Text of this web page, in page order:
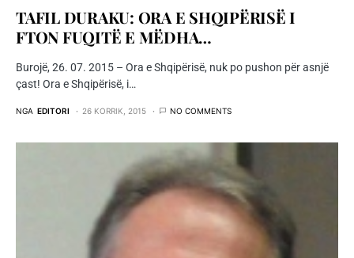
TAFIL DURAKU: ORA E SHQIPËRISË I
FTON FUQITË E MËDHA…
Burojë, 26. 07. 2015 – Ora e Shqipërisë, nuk po pushon për asnjë
çast! Ora e Shqipërisë, i…
NGA EDITORI 26 KORRIK, 2015 NO COMMENTS